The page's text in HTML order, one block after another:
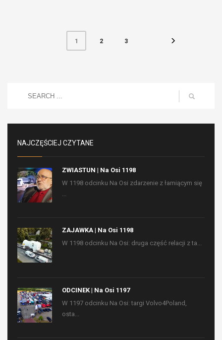
1 2 3
NAJCZĘŚCIEJ CZYTANE
ZWIASTUN | Na Osi 1198
W 1198 odcinku Na Osi zdarzenie z łamiącym się
...
ZAJAWKA | Na Osi 1198
W 1198 odcinku Na Osi: druga część relacji z ta...
ODCINEK | Na Osi 1197
W 1197 odcinku Na Osi: targi Volvo4Poland,
osta...